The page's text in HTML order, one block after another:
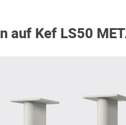
auf Kef LS50